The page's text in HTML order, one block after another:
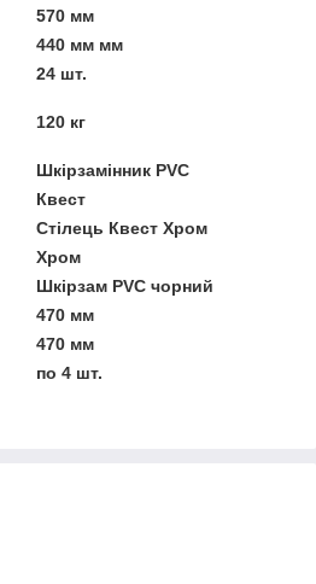
570 мм
440 мм мм
24 шт.
120 кг
Шкірзамінник PVC
Квест
Стілець Квест Хром
Хром
Шкірзам PVC чорний
470 мм
470 мм
по 4 шт.